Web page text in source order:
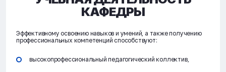
КАФЕДРЫ
Эффективному освоению навыков и умений, а также получению
профессиональных компетенций способствуют:
высокопрофессиональный педагогический коллектив,